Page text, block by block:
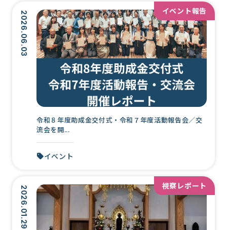
2026.06.03 イベント報告
令和８年度助成金交付式・令和７年度活動報告会／交
流会を開...
イベント
2026.01.29 視察レポート